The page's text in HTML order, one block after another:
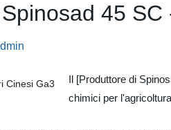
45
Il [Produttore di
chimici per